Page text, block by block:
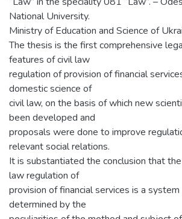
National University.
Ministry of Education and Science of
The thesis is the first comprehensive
features of civil law
regulation of provision of financial
domestic science of
civil law, on the basis of which new
been developed and
proposals were done to improve
relevant social relations.
It is substantiated the conclusion that
law regulation of
provision of financial services is a
determined by the